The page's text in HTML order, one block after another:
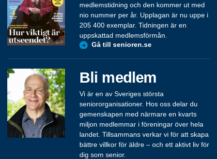
medlemstidning och den kommer ut med
nio nummer per år. Upplagan är nu uppe i
205 400 exemplar. Tidningen är en
uppskattad medlemsförmån.
Gå till senioren.se
Bli medlem
Vi är en av Sveriges största
seniororganisationer. Hos oss delar du
gemenskapen med närmare en kvarts
miljon medlemmar i föreningar över hela
landet. Tillsammans verkar vi för att skapa
bättre villkor för äldre – och ett aktivt liv för
dig som senior.